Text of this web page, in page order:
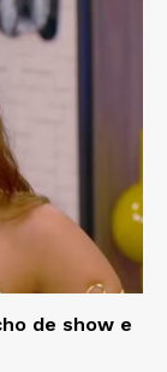
de show e